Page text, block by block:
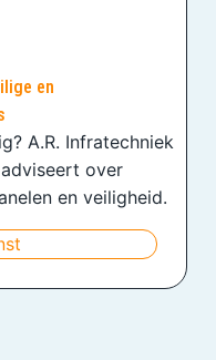
en
A.R. Infratechniek
over
en veiligheid.